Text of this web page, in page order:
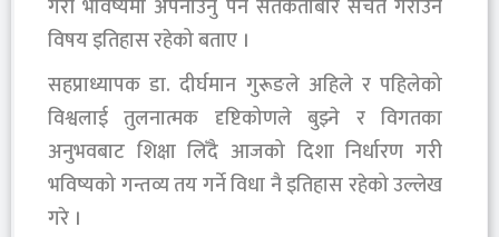
गरी भविष्यमा अपनाउनु पर्ने सतर्कताबारे सचेत गराउने
विषय इतिहास रहेको बताए ।
सहप्राध्यापक डा. दीर्घमान गुरूङले अहिले र पहिलेको
विश्वलाई तुलनात्मक दृष्टिकोणले बुझ्ने र विगतका
अनुभवबाट शिक्षा लिँदै आजको दिशा निर्धारण गरी
भविष्यको गन्तव्य तय गर्ने विधा नै इतिहास रहेको उल्लेख
गरे ।